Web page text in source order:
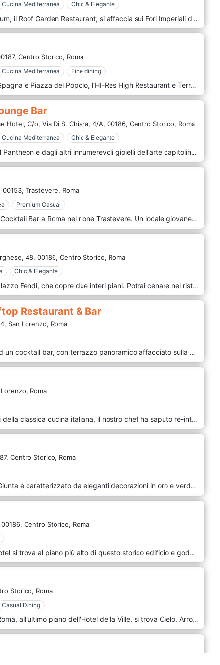
Cucina Mediterranea Chic & Elegante
Posto all’ultimo piano dell'Hotel Forum, il Roof Garden Restaurant, si affaccia sui Fori Imperiali davanti al Foro di Nerva. La vista si perde da Piazza Venezia, con l’Altare della Patria, attraverso i Fori Imperiali, fino alla Basilica Di Massenzio ed il Colosseo. La terrazza del ristorante è protetta su ogni lato da cristalli amovibili e coperta da speciali tende che garantiscono la protezione totale in caso di pioggia. Il luogo ideale per raffinati pranzi e romantiche cene a lume di candela. Lo Chef, Enzo Passanisi, affiancato dal suo staff, propone piatti internazionali e piatti tradizionali della cucina italiana sempre perfettamente eseguiti, ed elegantemente presentati.
Centro Storico, Roma
Cucina Mediterranea Fine dining
Nel centro di Roma, tra Piazza di Spagna e Piazza del Popolo, l’HI-Res High Restaurant e Terrace lounge è situato all’ultimo piano dell’Hotel Valadier e offre un incantevole scenario fra monumenti, tetti, cupole e terrazze. Lo stile contemporaneo del design e il punto di vista privilegiato sul centro storico fanno dell’HI-Res un esclusivo ristorante a Roma centro, dove colori e atmosfera si trasformano con il passare delle ore. Grazie a soluzioni tecniche all’avanguardia, la terrazza in estate è completamente aperta, mentre in inverno è riscaldata e coperta con una struttura mobile. Nella spaziosa cucina a vista lo Chef con il suo staff lavorano materie prime di qualità assoluta per realizzare un menù inaspettato, tra tendenza e tradizione, tra ricerca e passione. Proposte di pesce e di carne per i palati esigenti, che non mancheranno di apprezzare anche le creazioni della nostra pasticceria.
Bar
Hotel, C/o, Via Di S. Chiara, 4/A, 00186, Centro Storico, Roma
Cucina Mediterranea Chic & Elegante
Nel cuore di Roma, a due passi dal Pantheon e dagli altri innumerevoli gioielli dell’arte capitolina, sorge il The Pantheon Iconic Rome Hotel. Divinity Restaurant & Lounge Bar è un angolo esclusivo che offre un’esperienza a 360° immersi nel suggestivo panorama dei caratteristici tetti di palazzi e chiese storiche, tra cui spiccano le cupole di Sant’Eustachio, Sant’Ivo alla Sapienza e del Pantheon. Un luogo ricercato per godere dello spettacolo del tramonto sui tetti romani, circondati da un’atmosfera elegante e rilassata.
00153, Trastevere, Roma
Premium Casual
Jacopa è Ristorante, Caffetteria e Cocktail Bar a Roma nel rione Trastevere. Un locale giovane che propone una cucina contemporanea, stagionale e dai sapori decisi, semplice ma non scontata che spazia dalla carne al pesce con grande attenzione per il mondo vegetale, accompagnata da una selezione di vini naturali puliti senza inutili estremismi e cocktail ben eseguiti.
48, 00186, Centro Storico, Roma
Chic & Elegante
Zuma Rome si trova nell'iconico Palazzo Fendi, che copre due interi piani. Potrai cenare nel ristorante o nella splendida terrazza sul tetto per ammirare la vista sulla "città eterna". Zuma offre spazi unici perfetti per ogni evento. Le nostre bellissime sale da pranzo private sono il luogo perfetto per ospitare un pranzo aziendale o tra amici, un brunch, un cocktail o una cena. Caratterizzato da una moderna cucina giapponese che è autentica ma non tradizionale. Il menu offre una varietà di piatti delle sue tre cucine: la cucina principale, il banco del sushi e le specialità grigliate.
Restaurant & Bar
San Lorenzo, Roma
La fata ignorante è un ristorante ed un cocktail bar, con terrazzo panoramico affacciato sulla piazza del teatro dell'Opera, a Roma. Da noi potrete degustare cibi ed alcolici. Il locale è arredato in stile contemporaneo. Una luce intima vi guiderà alla scoperta delle nostre specialità, in ambienti accoglienti e soffusi, cromaticamente gentili, in un attento connubio fra bellezza e funzionalità. Farvi sentire a casa vostra è il nostro primo obiettivo, offrendo bevande e cibi di alta qualità, nel rispetto della stagionalità, seguendo una linea costante incentrata sulla carne, sul pesce e sui carboidrati. Un attento connubio fra tradizione italiana e rivisitazioni, in chiave creativa ma mai estremizzata.
Lorenzo, Roma
Partendo dagli ingredienti semplici della classica cucina italiana, il nostro chef ha saputo re-interpretare la nostra arte culinaria nella tipica chiave moderna ed originale firmata The Hive. Attraverseremo il Bel Paese da Nord a Sud soffermandoci nella Città Eterna, per assaporare i primi piatti della tradizione romana. Il nostro ristorante vi aspetta tutte le sere al quinto piano dell’hotel, dove potrete godere anche della nostra terrazza di 1800 m.q. con vista sui tetti di Roma e la Basilica di Santa Maria Maggiore.
Centro Storico, Roma
Il ristorante Oro Bistrot by Natale Giunta è caratterizzato da eleganti decorazioni in oro e verde acqua, offre un’ampia scelta di piatti italiani, creati dal famoso chef Natale Giunta e serviti in un’atmosfera elegante e rilassante. E per finire la serata, niente di meglio di un bicchiere di vino nell’accogliente bar dell’hotel o di un cocktail sulla terrazza panoramica con vista sull'Altare della Patria a Roma.
00186, Centro Storico, Roma
Il Rooftop Bar del Singer Palace Hotel si trova al piano più alto di questo storico edificio e gode di una vista unica e mozzafiato. Il Bar si estende, oltre la sua parte interna, su una terrazza dalla quale si ammirano monumenti e chiese. Il menu include cocktail degli anni ’20 ma anche una selezione di “Signature” cocktail con rivisitazioni dei grandi classici ed innovazioni utilizzando ingredienti, italiani e non, di alta qualità. La selezione della bottigliera è stata finemente e sapientemente curata in ogni singola variante di vodka, rum, whisky, gin, cognac, armagnac, e liquori. Ciascun drink viene accompagnato da piccoli salati preparati espressi dai nostri Chef.
Storico, Roma
Casual Dining
In uno degli indirizzi più ambiti di Roma, all'ultimo piano dell'Hotel de la Ville, si trova Cielo. Arroccato sopra la Città Eterna, Cielo è conosciuto come il rooftop bar romano più glamour, che offre la più straordinaria esperienza di tramonto a Roma. All'imbrunire, vi aspetta un'incantevole esperienza romana, una serata celestiale sotto il cielo stellato. Dopo un aperitivo rinfrescante, colorato di rosa dal sole al tramonto, la cena celebra un'appetitosa combinazione di piatti d'autore completati dalla vista scintillante della nostra Città Eterna, famosa in tutto il mondo.